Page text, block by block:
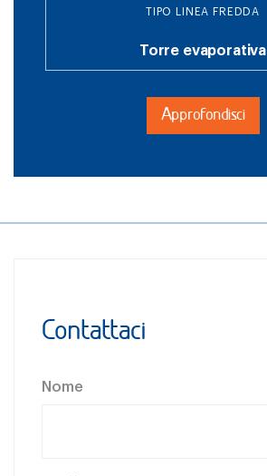
TIPO LINEA FREDDA
Torre evaporativa
Approfondisci
Contattaci
Nome